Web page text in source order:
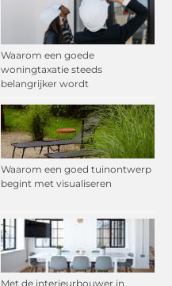
Waarom een goede
woningtaxatie steeds
belangrijker wordt
Waarom een goed tuinontwerp
begint met visualiseren
Met de interieurbouwer in